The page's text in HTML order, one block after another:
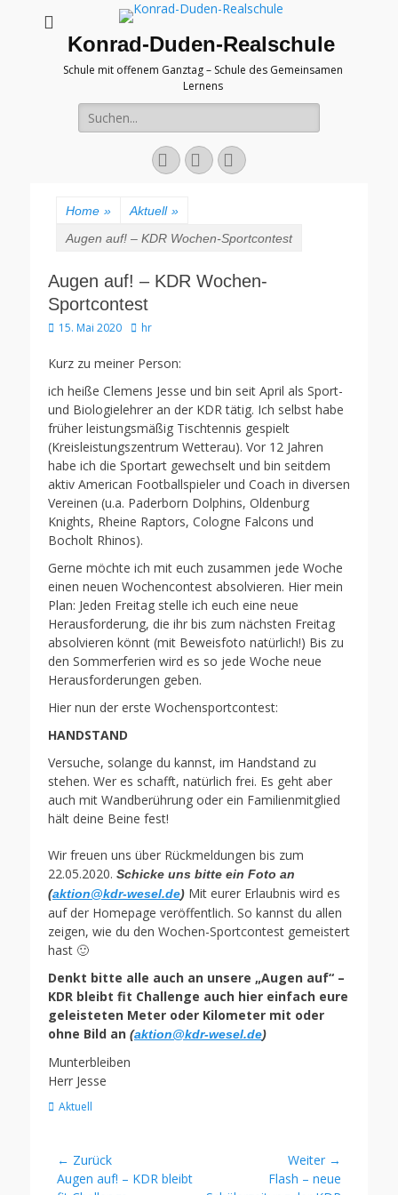
Konrad-Duden-Realschule
Schule mit offenem Ganztag – Schule des Gemeinsamen
Lernens
Suche
nach:
E-
Mail
YouTubeTelefon
Home » Aktuell »
Augen auf! – KDR Wochen-Sportcontest
Augen auf! – KDR Wochen-
Sportcontest
Veröffentlicht
15. Mai 2020 Autor
hr
Kurz zu meiner Person:
ich heiße Clemens Jesse und bin seit April als Sport-
und Biologielehrer an der KDR tätig. Ich selbst habe
früher leistungsmäßig Tischtennis gespielt
(Kreisleistungszentrum Wetterau). Vor 12 Jahren
habe ich die Sportart gewechselt und bin seitdem
aktiv American Footballspieler und Coach in diversen
Vereinen (u.a. Paderborn Dolphins, Oldenburg
Knights, Rheine Raptors, Cologne Falcons und
Bocholt Rhinos).
Gerne möchte ich mit euch zusammen jede Woche
einen neuen Wochencontest absolvieren. Hier mein
Plan: Jeden Freitag stelle ich euch eine neue
Herausforderung, die ihr bis zum nächsten Freitag
absolvieren könnt (mit Beweisfoto natürlich!) Bis zu
den Sommerferien wird es so jede Woche neue
Herausforderungen geben.
Hier nun der erste Wochensportcontest:
HANDSTAND
Versuche, solange du kannst, im Handstand zu
stehen. Wer es schafft, natürlich frei. Es geht aber
auch mit Wandberührung oder ein Familienmitglied
hält deine Beine fest!
Wir freuen uns über Rückmeldungen bis zum
22.05.2020. Schicke uns bitte ein Foto an
(aktion@kdr-wesel.de) Mit eurer Erlaubnis wird es
auf der Homepage veröffentlich. So kannst du allen
zeigen, wie du den Wochen-Sportcontest gemeistert
hast 🙂
Denkt bitte alle auch an unsere „Augen auf“ –
KDR bleibt fit Challenge auch hier einfach eure
geleisteten Meter oder Kilometer mit oder
ohne Bild an (aktion@kdr-wesel.de)
Munterbleiben
Herr Jesse
Kategorien
Aktuell
Beitragsnavigation
← Zurück
Vorheriger
Augen auf! – KDR bleibt
Weiter →
Flash – neue